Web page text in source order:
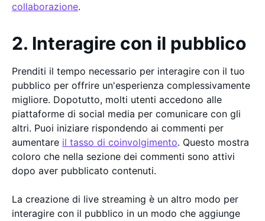
collaborazione.
2. Interagire con il pubblico
Prenditi il tempo necessario per interagire con il tuo
pubblico per offrire un'esperienza complessivamente
migliore. Dopotutto, molti utenti accedono alle
piattaforme di social media per comunicare con gli
altri. Puoi iniziare rispondendo ai commenti per
aumentare il tasso di coinvolgimento. Questo mostra
coloro che nella sezione dei commenti sono attivi
dopo aver pubblicato contenuti.
La creazione di live streaming è un altro modo per
interagire con il pubblico in un modo che aggiunge